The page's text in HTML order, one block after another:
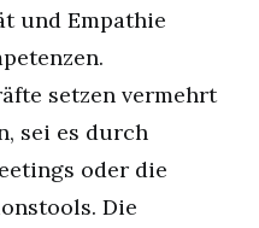
und Empathie
setzen vermehrt
sei es durch
oder die
Die